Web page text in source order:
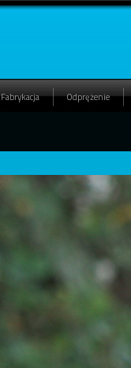
Fabrykacja Odprężenie